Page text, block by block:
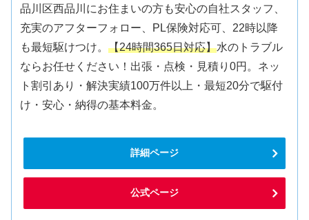
品川区西品川にお住まいの方も安心の自社スタッフ、
充実のアフターフォロー、PL保険対応可、22時以降
も最短駆けつけ。【24時間365日対応】水のトラブル
ならお任せください！出張・点検・見積り0円。ネッ
ト割引あり・解決実績100万件以上・最短20分で駆付
け・安心・納得の基本料金。
詳細ページ
公式ページ